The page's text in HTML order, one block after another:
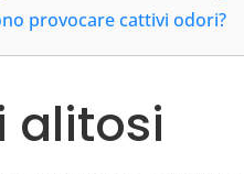
provocare cattivi odori?
alitosi